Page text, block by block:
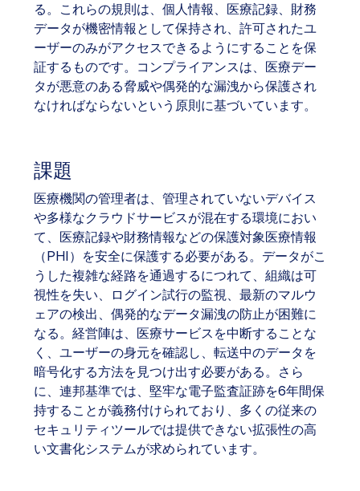
る。これらの規則は、個人情報、医療記録、財務
データが機密情報として保持され、許可されたユ
ーザーのみがアクセスできるようにすることを保
証するものです。コンプライアンスは、医療デー
タが悪意のある脅威や偶発的な漏洩から保護され
なければならないという原則に基づいています。
課題
医療機関の管理者は、管理されていないデバイス
や多様なクラウドサービスが混在する環境におい
て、医療記録や財務情報などの保護対象医療情報
（PHI）を安全に保護する必要がある。データがこ
うした複雑な経路を通過するにつれて、組織は可
視性を失い、ログイン試行の監視、最新のマルウ
ェアの検出、偶発的なデータ漏洩の防止が困難に
なる。経営陣は、医療サービスを中断することな
く、ユーザーの身元を確認し、転送中のデータを
暗号化する方法を見つけ出す必要がある。さら
に、連邦基準では、堅牢な電子監査証跡を6年間保
持することが義務付けられており、多くの従来の
セキュリティツールでは提供できない拡張性の高
い文書化システムが求められています。